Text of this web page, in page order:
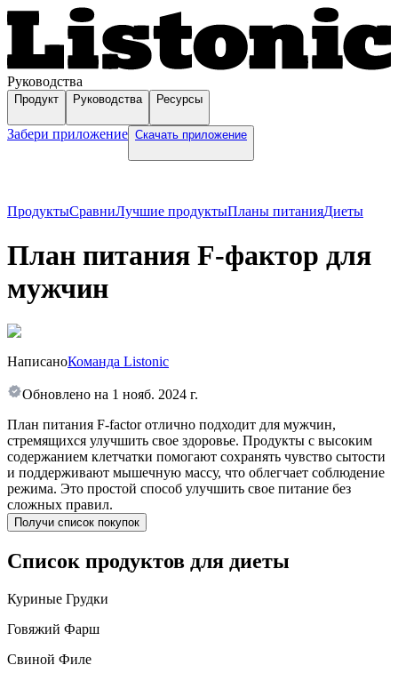
Руководства
Продукт Руководства Ресурсы
Забери приложение Скачать приложение
ПродуктыСравниЛучшие продуктыПланы питанияДиеты
План питания F-фактор для
мужчин
НаписаноКоманда Listonic
Обновлено на 1 нояб. 2024 г.
План питания F-factor отлично подходит для мужчин,
стремящихся улучшить свое здоровье. Продукты с высоким
содержанием клетчатки помогают сохранять чувство сытости
и поддерживают мышечную массу, что облегчает соблюдение
режима. Это простой способ улучшить свое питание без
сложных правил.
Получи список покупок
Список продуктов для диеты
Куриные Грудки
Говяжий Фарш
Свиной Филе